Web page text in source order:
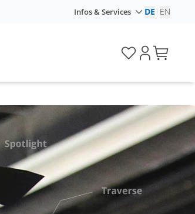
Infos & Services DE EN